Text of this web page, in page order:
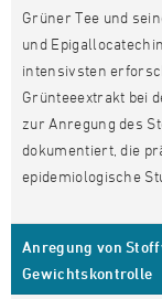
Grüner Tee und
und
intensivsten
Grünteeextrakt bei
zur Anregung des
dokumentiert, die
epidemiologische
Anregung von
Gewichtskontrolle